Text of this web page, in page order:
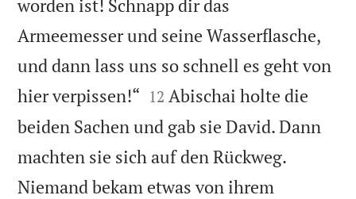
worden ist! Schnapp dir das
Armeemesser und seine Wasserflasche,
und dann lass uns so schnell es geht von
hier verpissen!“ 

12 Abischai holte die
beiden Sachen und gab sie David. Dann
machten sie sich auf den Rückweg.
Niemand bekam etwas von ihrem